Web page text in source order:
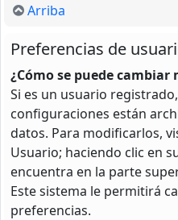
Arriba
Preferencias de
¿Cómo se puede
Si es un usuario
configuraciones están
datos. Para modificarlos,
Usuario; haciendo clic en
encuentra en la parte
Este sistema le permitirá
preferencias.